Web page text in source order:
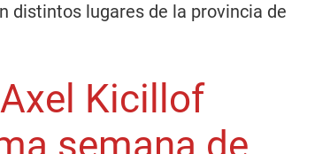
distintos lugares de la provincia de
Kicillof